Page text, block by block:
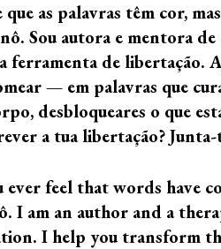
que as palavras têm cor,
Sou autora e mentora de
ferramenta de libertação.
— em palavras que
desbloqueares o que
a tua libertação?
ever feel that words have
I am an author and a
I help you transform